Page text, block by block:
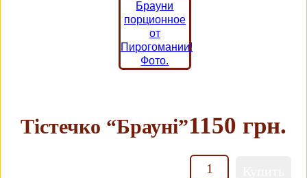
Тістечко “Брауні”1150 грн.
Кількість